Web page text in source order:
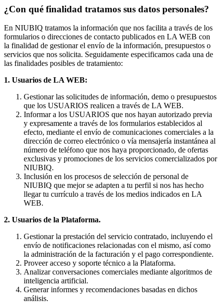
¿Con qué finalidad tratamos sus datos personales?
En NIUBIQ tratamos la información que nos facilita a través de los
formularios o direcciones de contacto publicados en LA WEB con
la finalidad de gestionar el envío de la información, presupuestos o
servicios que nos solicita. Seguidamente especificamos cada una de
las finalidades posibles de tratamiento:
1. Usuarios de LA WEB:
Gestionar las solicitudes de información, demo o presupuestos
que los USUARIOS realicen a través de LA WEB.
Informar a los USUARIOS que nos hayan autorizado previa
y expresamente a través de los formularios establecidos al
efecto, mediante el envío de comunicaciones comerciales a la
dirección de correo electrónico o vía mensajería instantánea al
número de teléfono que nos haya proporcionado, de ofertas
exclusivas y promociones de los servicios comercializados por
NIUBIQ.
Inclusión en los procesos de selección de personal de
NIUBIQ que mejor se adapten a tu perfil si nos has hecho
llegar tu currículo a través de los medios indicados en LA
WEB.
2. Usuarios de la Plataforma.
Gestionar la prestación del servicio contratado, incluyendo el
envío de notificaciones relacionadas con el mismo, así como
la administración de la facturación y el pago correspondiente.
Proveer acceso y soporte técnico a la Plataforma.
Analizar conversaciones comerciales mediante algoritmos de
inteligencia artificial.
Generar informes y recomendaciones basadas en dichos
análisis.